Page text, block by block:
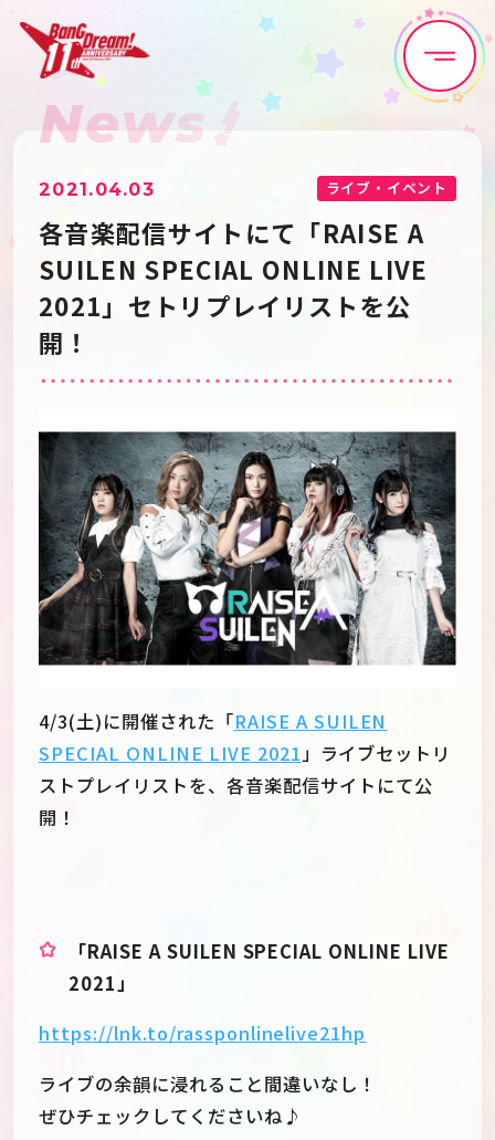
Home News
Live•Event Discography
Artist Anime
Game
Goods
News
2021.04.03 ライブ・イベント
各音楽配信サイトにて「RAISE A
SUILEN SPECIAL ONLINE LIVE
2021」セトリプレイリストを公
開！
4/3(土)に開催された「RAISE A SUILEN
SPECIAL ONLINE LIVE 2021」ライブセットリ
ストプレイリストを、各音楽配信サイトにて公
開！
「RAISE A SUILEN SPECIAL ONLINE LIVE
2021」
https://lnk.to/rassponlinelive21hp
ライブの余韻に浸れること間違いなし！
ぜひチェックしてくださいね♪